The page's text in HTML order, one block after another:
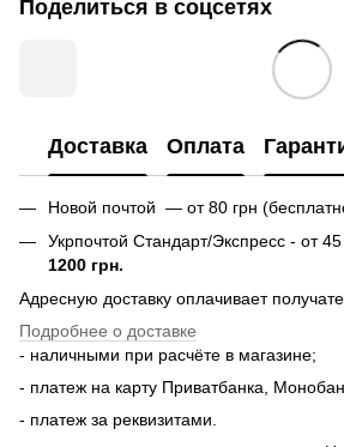
Поделиться в соцсетях
Доставка Оплата
Новой почтой — от 80 грн
Укрпочтой Стандарт/Экспресс - от
1200 грн.
Адресную доставку оплачивает
Подробнее о доставке
- наличными при расчёте в магазине;
- платеж на карту Приватбанка,
- платеж за реквизитами.